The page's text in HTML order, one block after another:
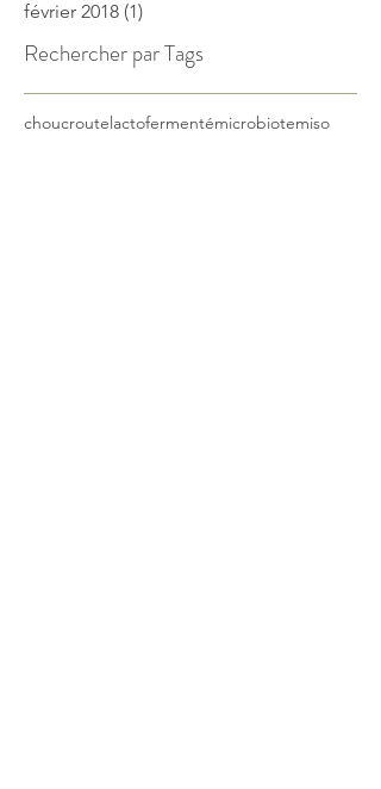
février 2018 (1)
Rechercher par Tags
choucroutelactofermentémicrobiotemiso